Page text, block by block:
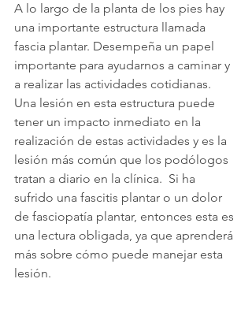
A lo largo de la planta de los pies hay
una importante estructura llamada
fascia plantar. Desempeña un papel
importante para ayudarnos a caminar y
a realizar las actividades cotidianas.
Una lesión en esta estructura puede
tener un impacto inmediato en la
realización de estas actividades y es la
lesión más común que los podólogos
tratan a diario en la clínica.  Si ha
sufrido una fascitis plantar o un dolor
de fasciopatía plantar, entonces esta es
una lectura obligada, ya que aprenderá
más sobre cómo puede manejar esta
lesión.